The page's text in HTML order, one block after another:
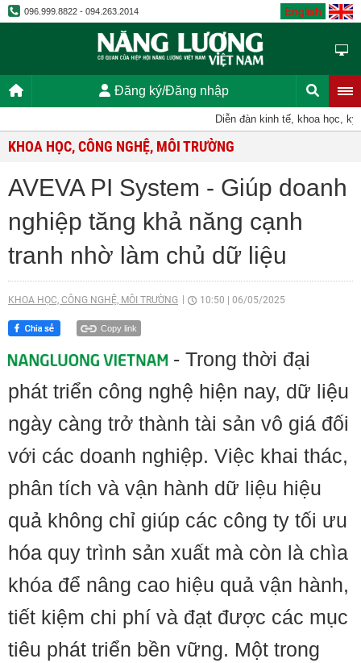
096.999.8822 - 094.263.2014 English
Đăng ký/Đăng nhập
Diễn đàn kinh tế, khoa học, kỹ
KHOA HỌC, CÔNG NGHỆ, MÔI TRƯỜNG
AVEVA PI System - Giúp doanh
nghiệp tăng khả năng cạnh
tranh nhờ làm chủ dữ liệu
KHOA HỌC, CÔNG NGHỆ, MÔI TRƯỜNG 10:50 06/05/2025
Copy link
- Trong thời đại
phát triển công nghệ hiện nay, dữ liệu
ngày càng trở thành tài sản vô giá đối
với các doanh nghiệp. Việc khai thác,
phân tích và vận hành dữ liệu hiệu
quả không chỉ giúp các công ty tối ưu
hóa quy trình sản xuất mà còn là chìa
khóa để nâng cao hiệu quả vận hành,
tiết kiệm chi phí và đạt được các mục
tiêu phát triển bền vững. Một trong